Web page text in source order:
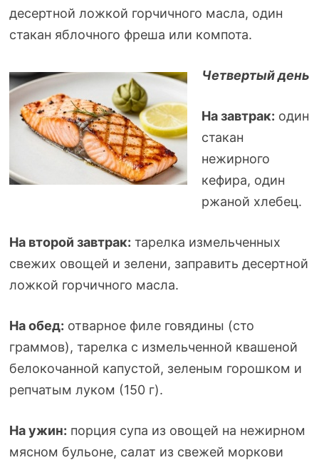
десертной ложкой горчичного масла, один
стакан яблочного фреша или компота.
Четвертый день
На завтрак: один
стакан
нежирного
кефира, один
ржаной хлебец.
На второй завтрак: тарелка измельченных
свежих овощей и зелени, заправить десертной
ложкой горчичного масла.
На обед: отварное филе говядины (сто
граммов), тарелка с измельченной квашеной
белокочанной капустой, зеленым горошком и
репчатым луком (150 г).
На ужин: порция супа из овощей на нежирном
мясном бульоне, салат из свежей моркови